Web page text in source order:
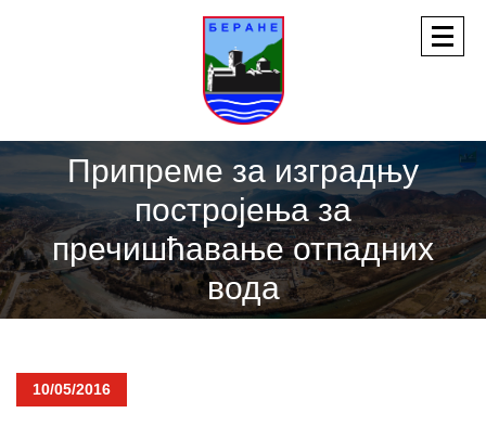
Припреме за изградњу
постројења за
пречишћавање отпадних
вода
10/05/2016